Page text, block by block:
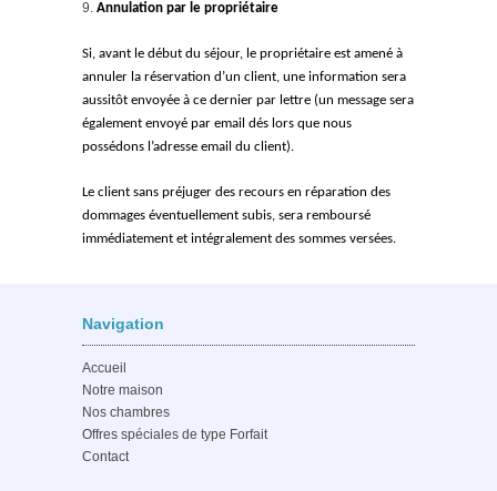
Annulation par le propriétaire
Si, avant le début du séjour, le propriétaire est amené à
annuler la réservation d’un client, une information sera
aussitôt envoyée à ce dernier par lettre (un message sera
également envoyé par email dés lors que nous
possédons l’adresse email du client).
Le client sans préjuger des recours en réparation des
dommages éventuellement subis, sera remboursé
immédiatement et intégralement des sommes versées.
Navigation
Accueil
Notre maison
Nos chambres
Offres spéciales de type Forfait
Contact